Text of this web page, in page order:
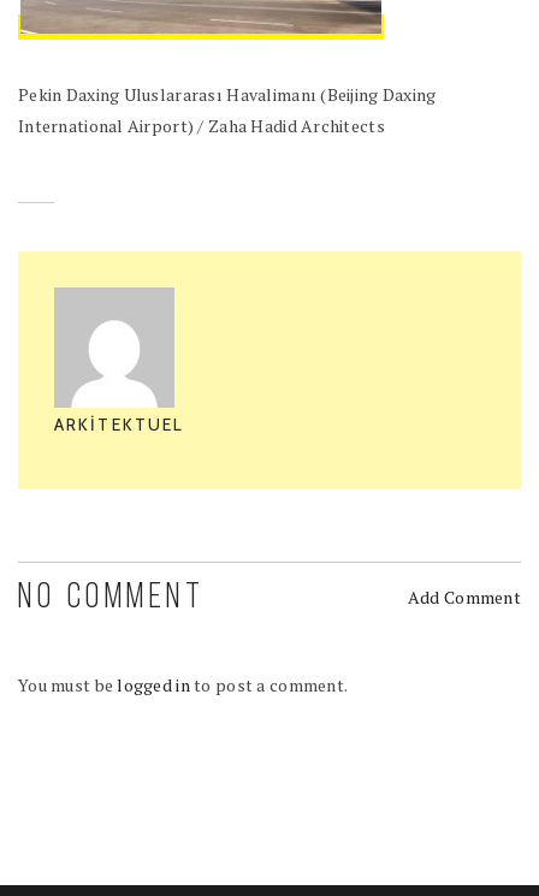
Pekin Daxing Uluslararası Havalimanı (Beijing Daxing
International Airport) / Zaha Hadid Architects
ARKITEKTUEL
NO COMMENT Add Comment
You must belogged into post a comment.